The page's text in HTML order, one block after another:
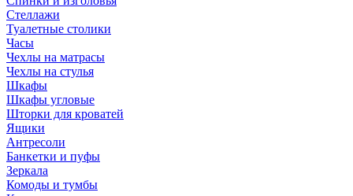
Стеллажи
Туалетные столики
Часы
Чехлы на матрасы
Чехлы на стулья
Шкафы
Шкафы угловые
Шторки для кроватей
Ящики
Антресоли
Банкетки и пуфы
Зеркала
Комоды и тумбы